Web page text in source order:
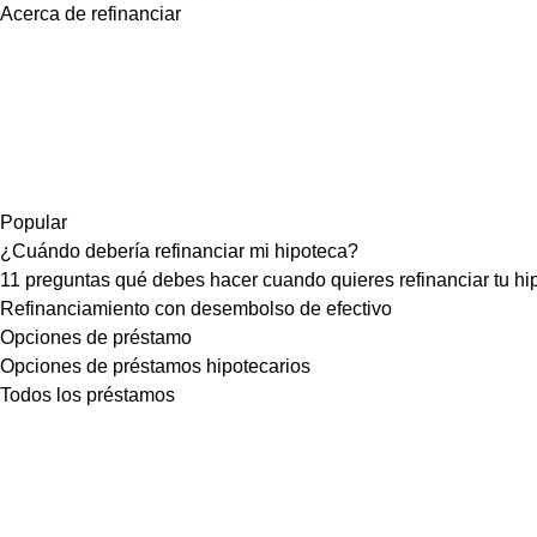
Acerca de refinanciar
Popular
¿Cuándo debería refinanciar mi hipoteca?
11 preguntas qué debes hacer cuando quieres refinanciar tu
Refinanciamiento con desembolso de efectivo
Opciones de préstamo
Opciones de préstamos hipotecarios
Todos los préstamos